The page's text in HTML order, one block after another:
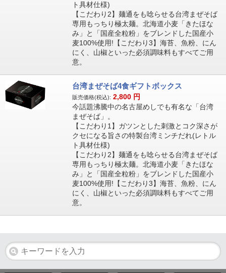
ト具材仕様)
【こだわり2】麺通をも唸らせる台湾まぜそば
専用もっちり極太麺。北海道小麦「きたほな
み」と「国産全粒粉」をブレンドした国産小
麦100%使用!【こだわり3】海苔、魚粉、にん
にく、山椒といった必須調味料もすべてご用
意。
台湾まぜそば4食ギフトボックス
販売価格(税込): 2,800 円
今話題沸騰中の名古屋めしでも有名な「台湾
まぜそば」。
【こだわり1】ガツンとした刺激とコク深さが
クセになる旨さの特製台湾ミンチだれ(レトル
ト具材仕様)
【こだわり2】麺通をも唸らせる台湾まぜそば
専用もっちり極太麺。北海道小麦「きたほな
み」と「国産全粒粉」をブレンドした国産小
麦100%使用!【こだわり3】海苔、魚粉、にん
にく、山椒といった必須調味料もすべてご用
意。